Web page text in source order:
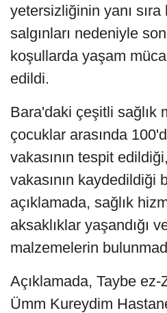
yetersizliğinin yanı sıra
salgınları nedeniyle
koşullarda yaşam
edildi.
Bara'daki çeşitli sağlık
çocuklar arasında
vakasının tespit
vakasının kaydedildiği
açıklamada, sağlık
aksaklıklar yaşandığı
malzemelerin
Açıklamada, Taybe
Ümm Kureydim